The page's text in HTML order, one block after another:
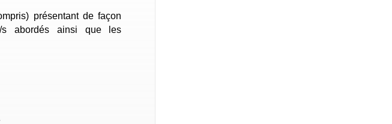
présentant de façon
s abordés ainsi que les